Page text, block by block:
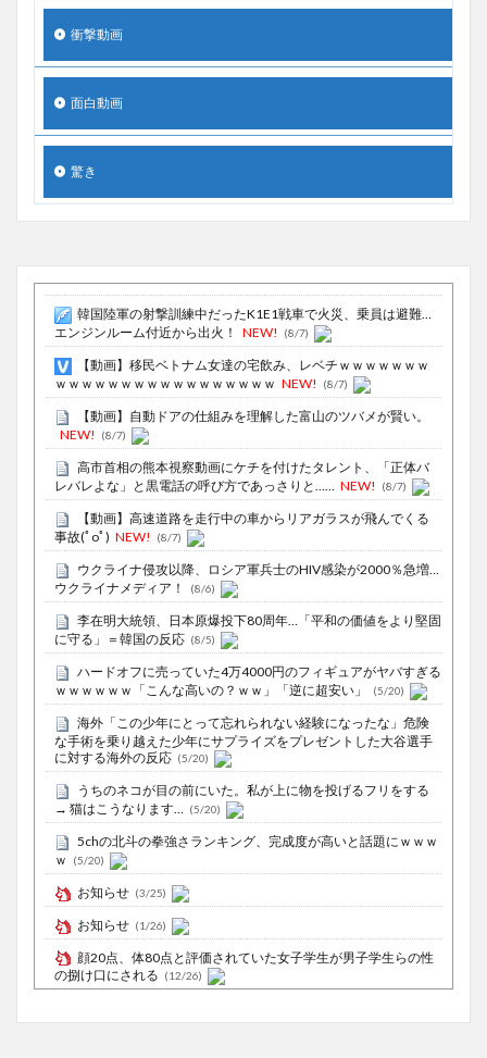
衝撃動画
面白動画
驚き
韓国陸軍の射撃訓練中だったK1E1戦車で火災、乗員は避難…
エンジンルーム付近から出火！
NEW! (8/7)
【動画】移民ベトナム女達の宅飲み、レベチｗｗｗｗｗｗｗ
ｗｗｗｗｗｗｗｗｗｗｗｗｗｗｗｗｗ NEW! (8/7)
【動画】自動ドアの仕組みを理解した富山のツバメが賢い。
NEW!
(8/7)
高市首相の熊本視察動画にケチを付けたタレント、「正体バ
レバレよな」と黒電話の呼び方であっさりと…… NEW! (8/7)
【動画】高速道路を走行中の車からリアガラスが飛んでくる
事故(ﾟoﾟ) NEW! (8/7)
ウクライナ侵攻以降、ロシア軍兵士のHIV感染が2000％急増…
ウクライナメディア！
(8/6)
李在明大統領、日本原爆投下80周年…「平和の価値をより堅固
に守る」＝韓国の反応 (8/5)
ハードオフに売っていた4万4000円のフィギュアがヤバすぎる
ｗｗｗｗｗｗ「こんな高いの？ｗｗ」「逆に超安い」
(5/20)
海外「この少年にとって忘れられない経験になったな」危険
な手術を乗り越えた少年にサプライズをプレゼントした大谷選手
に対する海外の反応 (5/20)
うちのネコが目の前にいた。私が上に物を投げるフリをする
→ 猫はこうなります…
(5/20)
5chの北斗の拳強さランキング、完成度が高いと話題にｗｗｗ
ｗ
(5/20)
お知らせ (3/25)
お知らせ (1/26)
顔20点、体80点と評価されていた女子学生が男子学生らの性
の捌け口にされる (12/26)
広がらず